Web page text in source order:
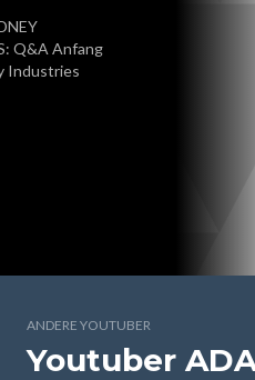
Q&A Anfang
Industries
ANDERE YOUTUBER
Youtuber